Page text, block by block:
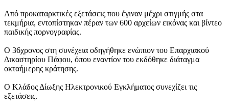
Από προκαταρκτικές εξετάσεις που έγιναν μέχρι στιγμής στα
τεκμήρια, εντοπίστηκαν πέραν των 600 αρχείων εικόνας και βίντεο
παιδικής πορνογραφίας.
Ο 36χρονος στη συνέχεια οδηγήθηκε ενώπιον του Επαρχιακού
Δικαστηρίου Πάφου, όπου εναντίον του εκδόθηκε διάταγμα
οκταήμερης κράτησης.
Ο Κλάδος Δίωξης Ηλεκτρονικού Εγκλήματος συνεχίζει τις
εξετάσεις.